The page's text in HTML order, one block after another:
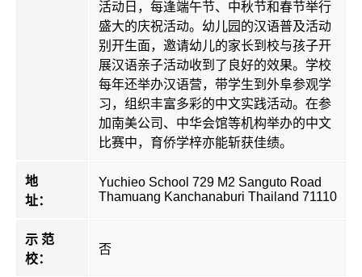
活动日，每逢端午节、中秋节和春节举行
盛大的庆祝活动。幼儿园的汉语普及活动
别开生面，邀请幼儿的家长到校与孩子开
展汉语亲子活动收到了良好的效果。学校
每年还举办汉语营，带学生到外阜参观学
习，组织丰富多彩的中文实践活动。在参
加南美公司、中华会馆等机构举办的中文
比赛中，育侨学梓亦能斩获佳绩。
地
址：
Yuchieo School 729 M2 Sanguto Road
Thamuang Kanchanaburi Thailand 71110
示 范
校：
否